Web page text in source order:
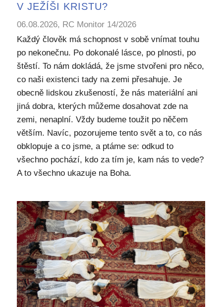
V JEŽÍŠI KRISTU?
06.08.2026, RC Monitor 14/2026
Každý člověk má schopnost v sobě vnímat touhu
po nekonečnu. Po dokonalé lásce, po plnosti, po
štěstí. To nám dokládá, že jsme stvořeni pro něco,
co naši existenci tady na zemi přesahuje. Je
obecně lidskou zkušeností, že nás materiální ani
jiná dobra, kterých můžeme dosahovat zde na
zemi, nenaplní. Vždy budeme toužit po něčem
větším. Navíc, pozorujeme tento svět a to, co nás
obklopuje a co jsme, a ptáme se: odkud to
všechno pochází, kdo za tím je, kam nás to vede?
A to všechno ukazuje na Boha.